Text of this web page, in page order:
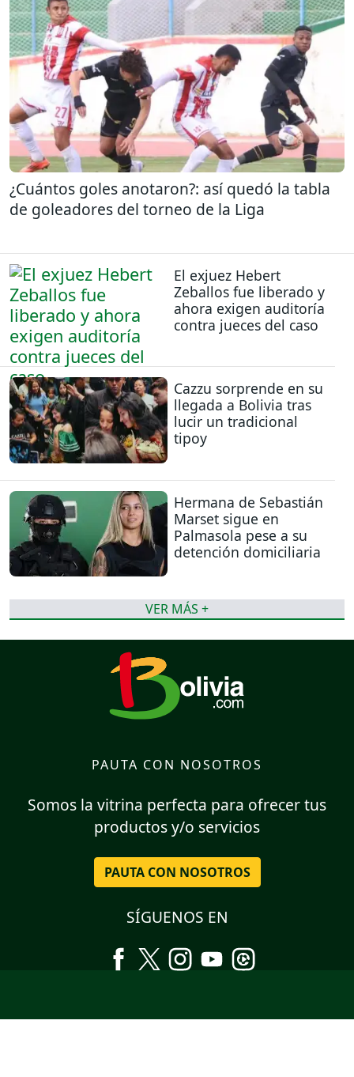
¿Cuántos goles anotaron?: así quedó la tabla
de goleadores del torneo de la Liga
El exjuez Hebert
Zeballos fue liberado y
ahora exigen auditoría
contra jueces del caso
Cazzu sorprende en su
llegada a Bolivia tras
lucir un tradicional
tipoy
Hermana de Sebastián
Marset sigue en
Palmasola pese a su
detención domiciliaria
VER MÁS +
PAUTA CON NOSOTROS
Somos la vitrina perfecta para ofrecer tus
productos y/o servicios
PAUTA CON NOSOTROS
SÍGUENOS EN